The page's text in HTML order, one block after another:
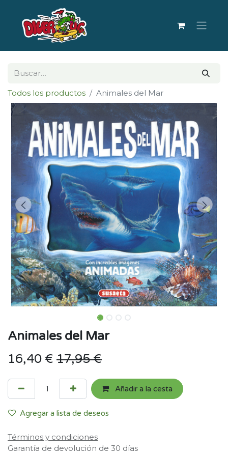
Todos los productos Animales del Mar
Animales del Mar
16,40 € 17,95€
Añadir a la cesta
Agregar a lista de deseos
Términos y condiciones
Garantía de devolución de 30 días